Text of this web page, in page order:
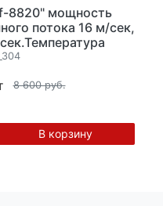
8820" мощность
потока 16 м/сек,
ударопрочный
8 600 руб.
В корзину